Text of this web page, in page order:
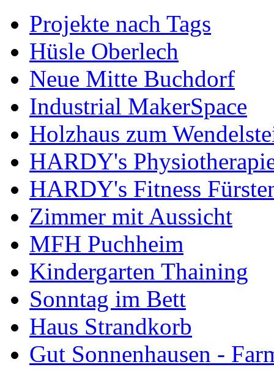
Projekte nach Tags
Hüsle Oberlech
Neue Mitte Buchdorf
Industrial MakerSpace
Holzhaus zum
HARDY's
HARDY's Fitness
Zimmer mit Aussicht
MFH Puchheim
Kindergarten Thaining
Sonntag im Bett
Haus Strandkorb
Gut Sonnenhausen -